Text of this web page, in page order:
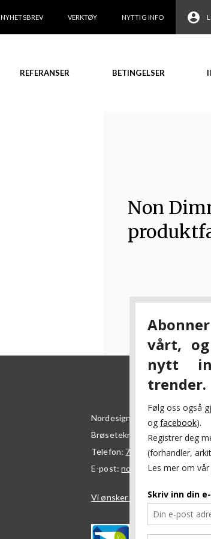
NYHETSBREV VERKTØY NYTTIG INFO
REFERANSER BETINGELSER
Non
Nordesign AS
Brøsetekra 7
7069Trondheim
Telefon: 73 84 95 50
E-post:
Vi ønsker å bli forhandler